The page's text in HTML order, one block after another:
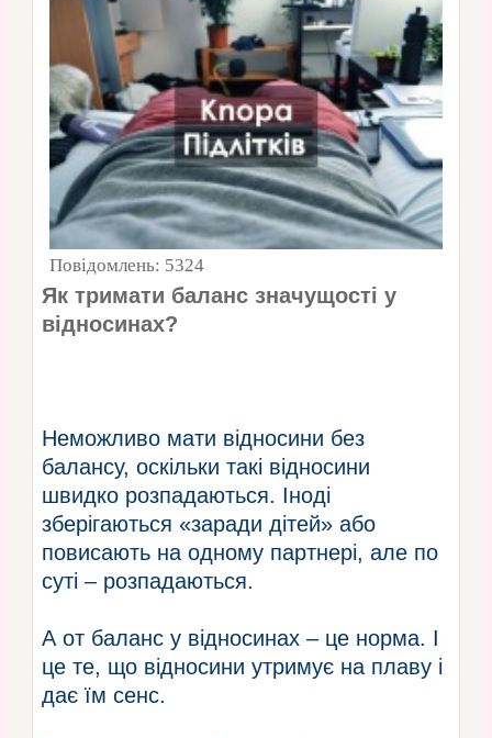
Повідомлень: 5324
Як тримати баланс значущості у
відносинах?
Неможливо мати відносини без
балансу, оскільки такі відносини
швидко розпадаються. Іноді
зберігаються «заради дітей» або
повисають на одному партнері, але по
суті – розпадаються.
А от баланс у відносинах – це норма. І
це те, що відносини утримує на плаву і
дає їм сенс.